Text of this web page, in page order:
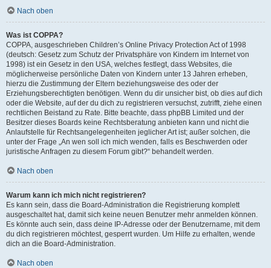
Nach oben
Was ist COPPA?
COPPA, ausgeschrieben Children’s Online Privacy Protection Act of 1998
(deutsch: Gesetz zum Schutz der Privatsphäre von Kindern im Internet von
1998) ist ein Gesetz in den USA, welches festlegt, dass Websites, die
möglicherweise persönliche Daten von Kindern unter 13 Jahren erheben,
hierzu die Zustimmung der Eltern beziehungsweise des oder der
Erziehungsberechtigten benötigen. Wenn du dir unsicher bist, ob dies auf dich
oder die Website, auf der du dich zu registrieren versuchst, zutrifft, ziehe einen
rechtlichen Beistand zu Rate. Bitte beachte, dass phpBB Limited und der
Besitzer dieses Boards keine Rechtsberatung anbieten kann und nicht die
Anlaufstelle für Rechtsangelegenheiten jeglicher Art ist; außer solchen, die
unter der Frage „An wen soll ich mich wenden, falls es Beschwerden oder
juristische Anfragen zu diesem Forum gibt?“ behandelt werden.
Nach oben
Warum kann ich mich nicht registrieren?
Es kann sein, dass die Board-Administration die Registrierung komplett
ausgeschaltet hat, damit sich keine neuen Benutzer mehr anmelden können.
Es könnte auch sein, dass deine IP-Adresse oder der Benutzername, mit dem
du dich registrieren möchtest, gesperrt wurden. Um Hilfe zu erhalten, wende
dich an die Board-Administration.
Nach oben